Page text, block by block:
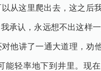
从这里爬出去，这之后
承认，永远想不出这样
他讲了一通大道理，劝
能轻率地下到井里。现